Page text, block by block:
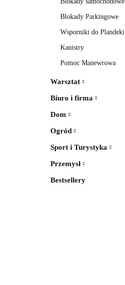
Blokady Parkingowe
Wsporniki do Plandeki
Kanistry
Pomoc Manewrowa
Warsztat
Biuro i firma
Dom
Ogród
Sport i Turystyka
Przemysł
Bestsellery